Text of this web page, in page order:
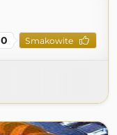
0 Smakowite